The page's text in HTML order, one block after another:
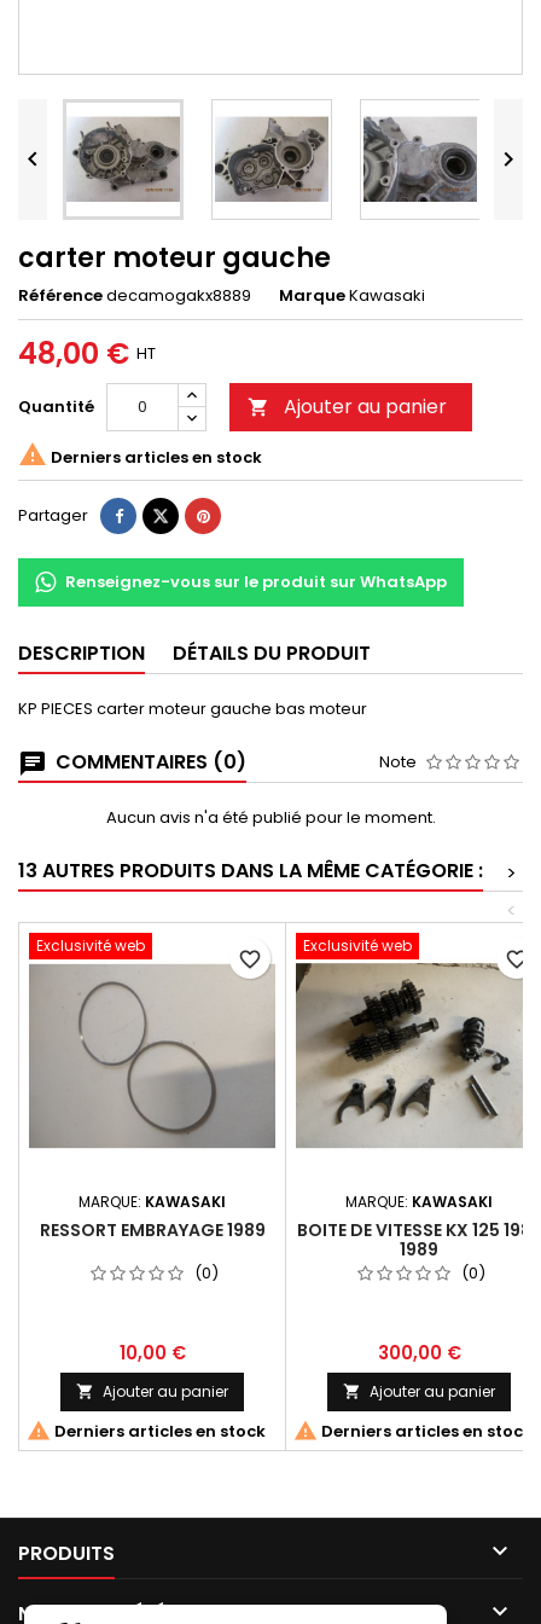
 
carter moteur gauche
Référencedecamogakx8889 MarqueKawasaki
48,00 € HT
Quantité  Ajouter au panier
 Derniers articles en stock
Partager
Renseignez-vous sur le produit sur WhatsApp
DESCRIPTION DÉTAILS DU PRODUIT
KP PIECES carter moteur gauche bas moteur
COMMENTAIRES (0) Note
Aucun avis n'a été publié pour le moment.
13 AUTRES PRODUITS DANS LA MÊME CATÉGORIE :
>
<
Exclusivité web
MARQUE: KAWASAKI
RESSORT EMBRAYAGE 1989
(0)
10,00 €
 Ajouter au panier
 Derniers articles en stock
favorite_border
Exclusivité web
MARQUE: KAWASAKI
BOITE DE VITESSE KX 125 1988
1989
(0)
300,00 €
 Ajouter au panier
 Derniers articles en stock
favorite_border
PRODUITS 
NOTRE SOCIÉTÉ 